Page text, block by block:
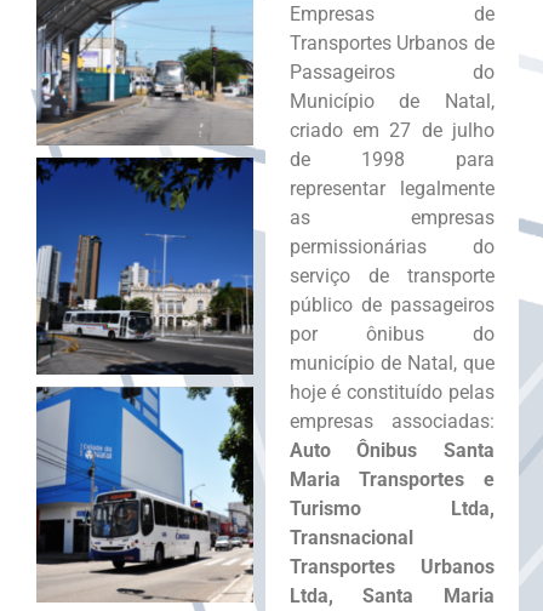
Empresas de
Transportes Urbanos de
Passageiros do
Município de Natal,
criado em 27 de julho
de 1998 para
representar legalmente
as empresas
permissionárias do
serviço de transporte
público de passageiros
por ônibus do
município de Natal, que
hoje é constituído pelas
empresas associadas:
Auto Ônibus Santa
Maria Transportes e
Turismo Ltda,
Transnacional
Transportes Urbanos
Ltda, Santa Maria